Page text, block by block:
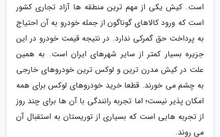
است. کیش یکی از مهم ترین منطقه ها آزاد تجاری کشور
است که ورود کالاهای گوناگون از جمله خودرو به آن احتیاج
به پرداخت حق گمرکی ندارد. در نتیجه قیمت خودرو در این
جزیره بسیار کمتر از سایر شهرهای ایران است. به همین
علت در کیش مدرن ترین و لوکس ترین خودروهای خارجی
به چشم می خورند. قطعا خرید خودروهای لوکس برای همه
امکان پذیر نیست؛ اما تجربه رانندگی با آن ها برای چند روز
از تجربه هایی است که بسیاری از توریستان به استقبال آن
می روند.